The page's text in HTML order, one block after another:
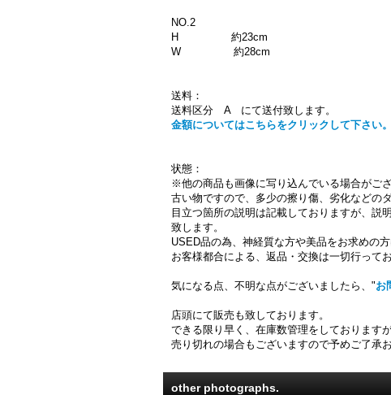
NO.2
H 約23cm
W 約28cm
送料：
送料区分 A にて送付致します。
金額についてはこちらをクリックして下さい。
状態：
※他の商品も画像に写り込んでいる場合がご
古い物ですので、多少の擦り傷、劣化などの
目立つ箇所の説明は記載しておりますが、説
致します。
USED品の為、神経質な方や美品をお求めの方
お客様都合による、返品・交換は一切行ってお
気になる点、不明な点がございましたら、"お
店頭にて販売も致しております。
できる限り早く、在庫数管理をしておりますが
売り切れの場合もございますので予めご了承
other photographs.